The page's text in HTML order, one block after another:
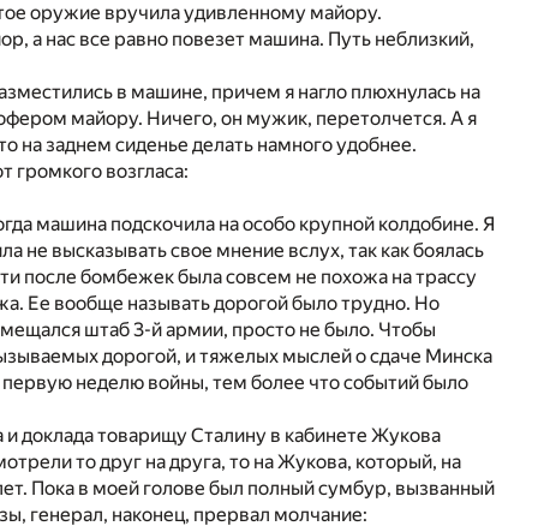
оружие вручила удивленному майору.
а нас все равно повезет машина. Путь неблизкий,
в машине, причем я нагло плюхнулась на
майору. Ничего, он мужик, перетолчется. А я
на заднем сиденье делать намного удобнее.
громкого возгласа:
машина подскочила на особо крупной колдобине. Я
не высказывать свое мнение вслух, так как боялась
после бомбежек была совсем не похожа на трассу
Ее вообще называть дорогой было трудно. Но
штаб 3-й армии, просто не было. Чтобы
дорогой, и тяжелых мыслей о сдаче Минска
первую неделю войны, тем более что событий было
и доклада товарищу Сталину в кабинете Жукова
то друг на друга, то на Жукова, который, на
Пока в моей голове был полный сумбур, вызванный
генерал, наконец, прервал молчание: